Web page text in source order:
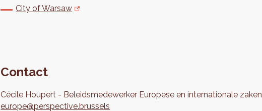
City of Warsaw
Contact
Cécile Houpert
Beleidsmedewerker Europese en internationale zaken
europe@perspective.brussels